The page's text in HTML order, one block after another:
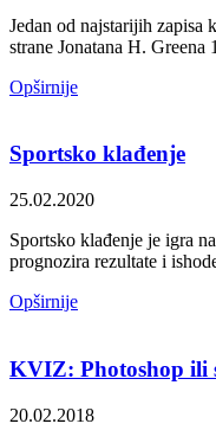
Jedan od najstarijih zapisa
strane Jonatana H.
Opširnije
Sportsko klađenje
25.02.2020
Sportsko klađenje je igra
prognozira rezultate i
Opširnije
KVIZ: Photoshop ili
20.02.2018